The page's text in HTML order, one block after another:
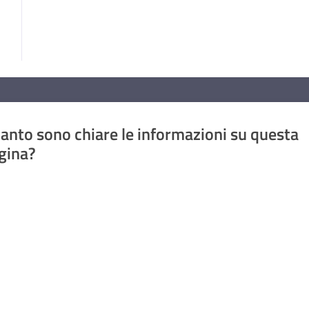
sono chiare le informazioni su questa